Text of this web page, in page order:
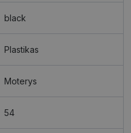
black
Plastikas
Moterys
54
Neklasifikuoti
slapukai
Statistikos slapukai